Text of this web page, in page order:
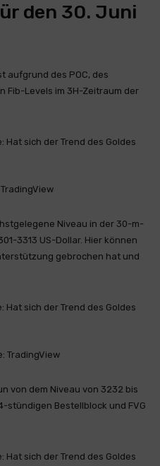
den 30. Juni
aufgrund des POC, des
Fib-Levels im 3H-Zeitraum der
Niveau in der 30-m-
3313 US-Dollar. Hier können
gebrochen hat und
TradingView
von dem Niveau von 3232 bis
stündigen Bestellblock und FVG